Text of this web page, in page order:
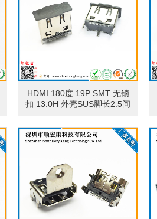
HDMI 180度 19P SMT 无锁
扣 13.0H 外壳SUS脚长2.5间